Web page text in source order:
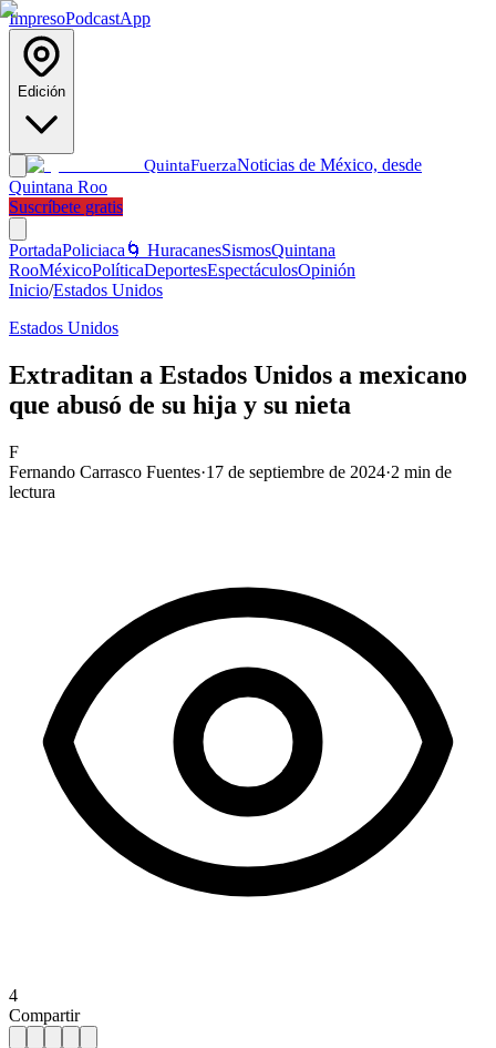
ImpresoPodcastApp
Edición
QuintaFuerzaNoticias de México, desde
Quintana Roo
Suscríbete gratis
PortadaPoliciaca 🌀 HuracanesSismosQuintana
RooMéxicoPolíticaDeportesEspectáculosOpinión
Inicio/Estados Unidos
Estados Unidos
Extraditan a Estados Unidos a mexicano
que abusó de su hija y su nieta
F
Fernando Carrasco Fuentes·17 de septiembre de 2024·2 min de
lectura
4
Compartir